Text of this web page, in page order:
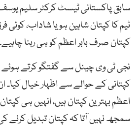
سابق پاکستانی ٹیسٹ کرکٹر سلیم
ٹیم کا کپتان شاہین ہو یا شاداب، کوئی
کپتان صرف بابر اعظم کو ہی رہنا
نجی ٹی وی چینل سے گفتگو کرتے ہوئے
کپتانی کے حوالے سے اظہار خیال کیا۔ ان
اعظم بہترین کپتان ہیں، انہیں ہی کپتان
سمجھ نہیں آتا کہ کپتان تبدیل کرنے